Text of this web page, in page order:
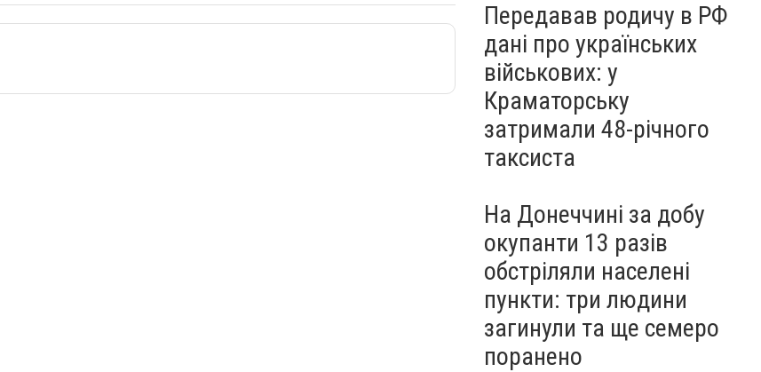
Передавав родичу в РФ
дані про українських
військових: у
Краматорську
затримали 48-річного
таксиста
На Донеччині за добу
окупанти 13 разів
обстріляли населені
пункти: три людини
загинули та ще семеро
поранено